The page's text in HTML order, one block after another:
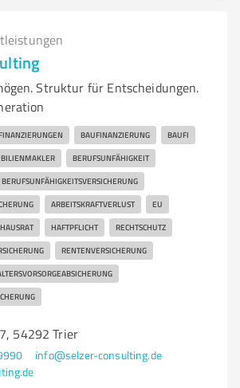
​Struktur für Entscheidungen.
BAUFINANZIERUNG BAUFI
BERUFSUNFÄHIGKEIT
BERUFSUNFÄHIGKEITSVERSICHERUNG
ARBEITSKRAFTVERLUST EU
HAUSRAT HAFTPFLICHT RECHTSCHUTZ
RENTENVERSICHERUNG
54292 Trier
info@selzer-consulting.de